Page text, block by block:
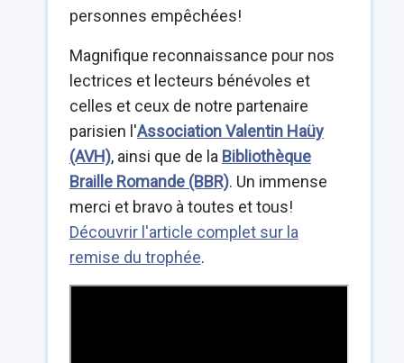
personnes empêchées!
Magnifique reconnaissance pour nos
lectrices et lecteurs bénévoles et
celles et ceux de notre partenaire
parisien l'Association Valentin Haüy
(AVH), ainsi que de la Bibliothèque
Braille Romande (BBR). Un immense
merci et bravo à toutes et tous!
Découvrir l'article complet sur la
remise du trophée.